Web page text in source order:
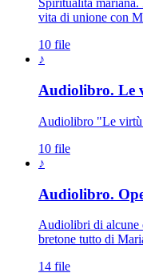
Spiritualità
vita di unione con
10 file
♪
Audiolibro. Le
Audiolibro "Le
10 file
♪
Audiolibro.
Audiolibri di alcune
bretone tutto di
14 file